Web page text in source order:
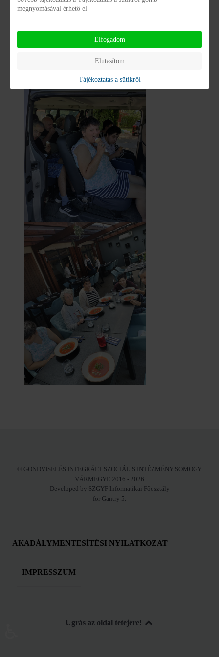
A Balaton nem pusztán nyaralóhely, hanem életforma,
© GONDVISELÉS INTEGRÁLT SZOCIÁLIS INTÉZMÉNY SOMOGY
VÁRMEGYE 2016 - 2026
Developed by SZGYF Informatikai Főosztály
for Gantry 5.
AKADÁLYMENTESÍTÉSI NYILATKOZAT
IMPRESSZUM
Ugrás az oldal tetejére!
megnyomásával érhető el.
Elfogadom
Elutasítom
Tájékoztatás a sütikről